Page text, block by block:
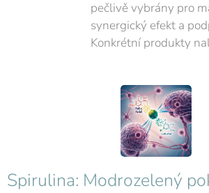
pečlivě vybrány pro
synergický efekt a
Konkrétní produkty
Spirulina: Modrozelený